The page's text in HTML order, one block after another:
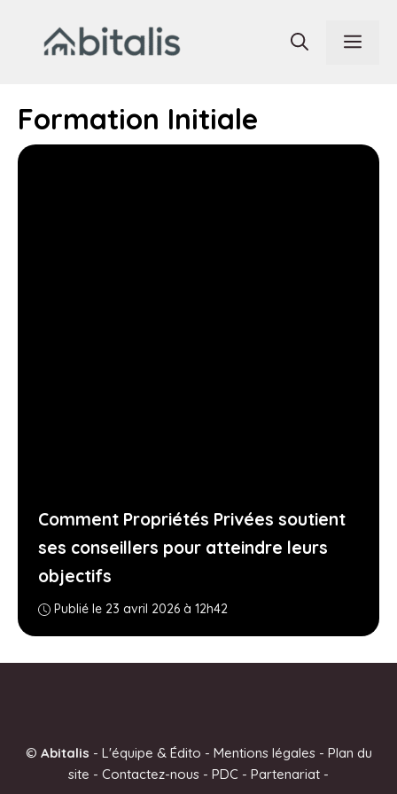
contenu
Formation Initiale
Comment Propriétés Privées soutient
ses conseillers pour atteindre leurs
objectifs
Publié le 23 avril 2026 à 12h42
© Abitalis - L'équipe & Édito - Mentions légales- Plan du
site - Contactez-nous - PDC - Partenariat -